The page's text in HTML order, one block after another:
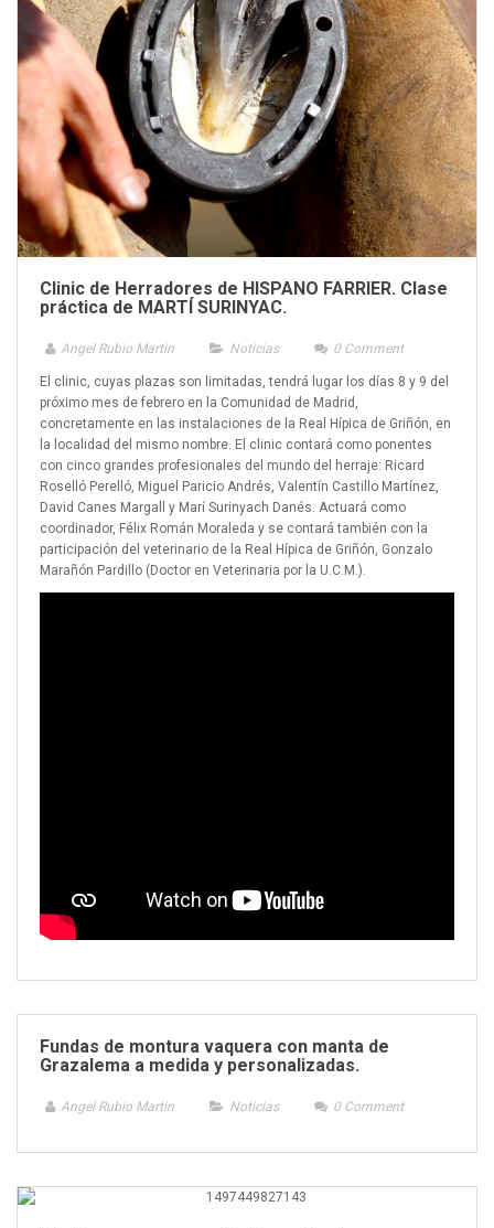
Clinic de Herradores de HISPANO FARRIER. Clase
práctica de MARTÍ SURINYAC.
Angel Rubio Martin Noticias 0Comment
El clinic, cuyas plazas son limitadas, tendrá lugar los días 8 y 9 del
próximo mes de febrero en la Comunidad de Madrid,
concretamente en las instalaciones de la Real Hípica de Griñón, en
la localidad del mismo nombre. El clinic contará como ponentes
con cinco grandes profesionales del mundo del herraje: Ricard
Roselló Perelló, Miguel Paricio Andrés, Valentín Castillo Martínez,
David Canes Margall y Marí Surinyach Danés. Actuará como
coordinador, Félix Román Moraleda y se contará también con la
participación del veterinario de la Real Hípica de Griñón, Gonzalo
Marañón Pardillo (Doctor en Veterinaria por la U.C.M.).
Fundas de montura vaquera con manta de
Grazalema a medida y personalizadas.
Angel Rubio Martin Noticias 0Comment